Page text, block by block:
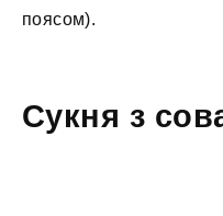
поясом).
Сукня з